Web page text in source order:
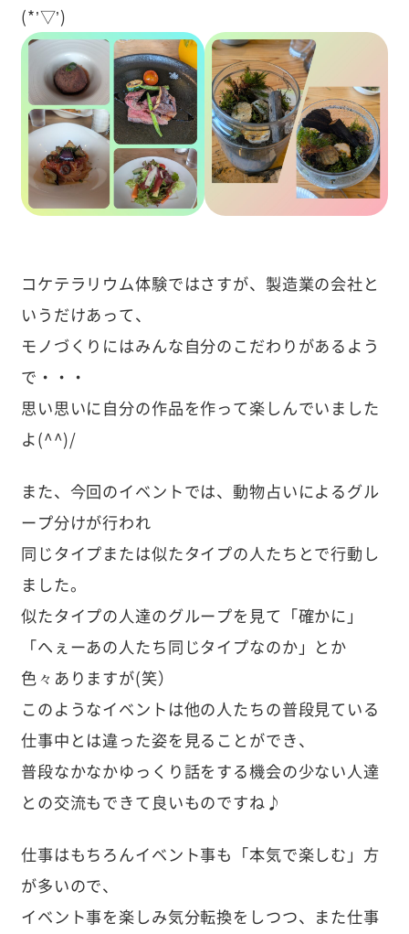
(*’▽’)
コケテラリウム体験ではさすが、製造業の会社と
いうだけあって、
モノづくりにはみんな自分のこだわりがあるよう
で・・・
思い思いに自分の作品を作って楽しんでいました
よ(^^)/
また、今回のイベントでは、動物占いによるグル
ープ分けが行われ
同じタイプまたは似たタイプの人たちとで行動し
ました。
似たタイプの人達のグループを見て「確かに」
「へぇーあの人たち同じタイプなのか」とか
色々ありますが(笑）
このようなイベントは他の人たちの普段見ている
仕事中とは違った姿を見ることができ、
普段なかなかゆっくり話をする機会の少ない人達
との交流もできて良いものですね♪
仕事はもちろんイベント事も「本気で楽しむ」方
が多いので、
イベント事を楽しみ気分転換をしつつ、また仕事